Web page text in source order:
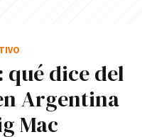
qué dice del
Argentina
Mac